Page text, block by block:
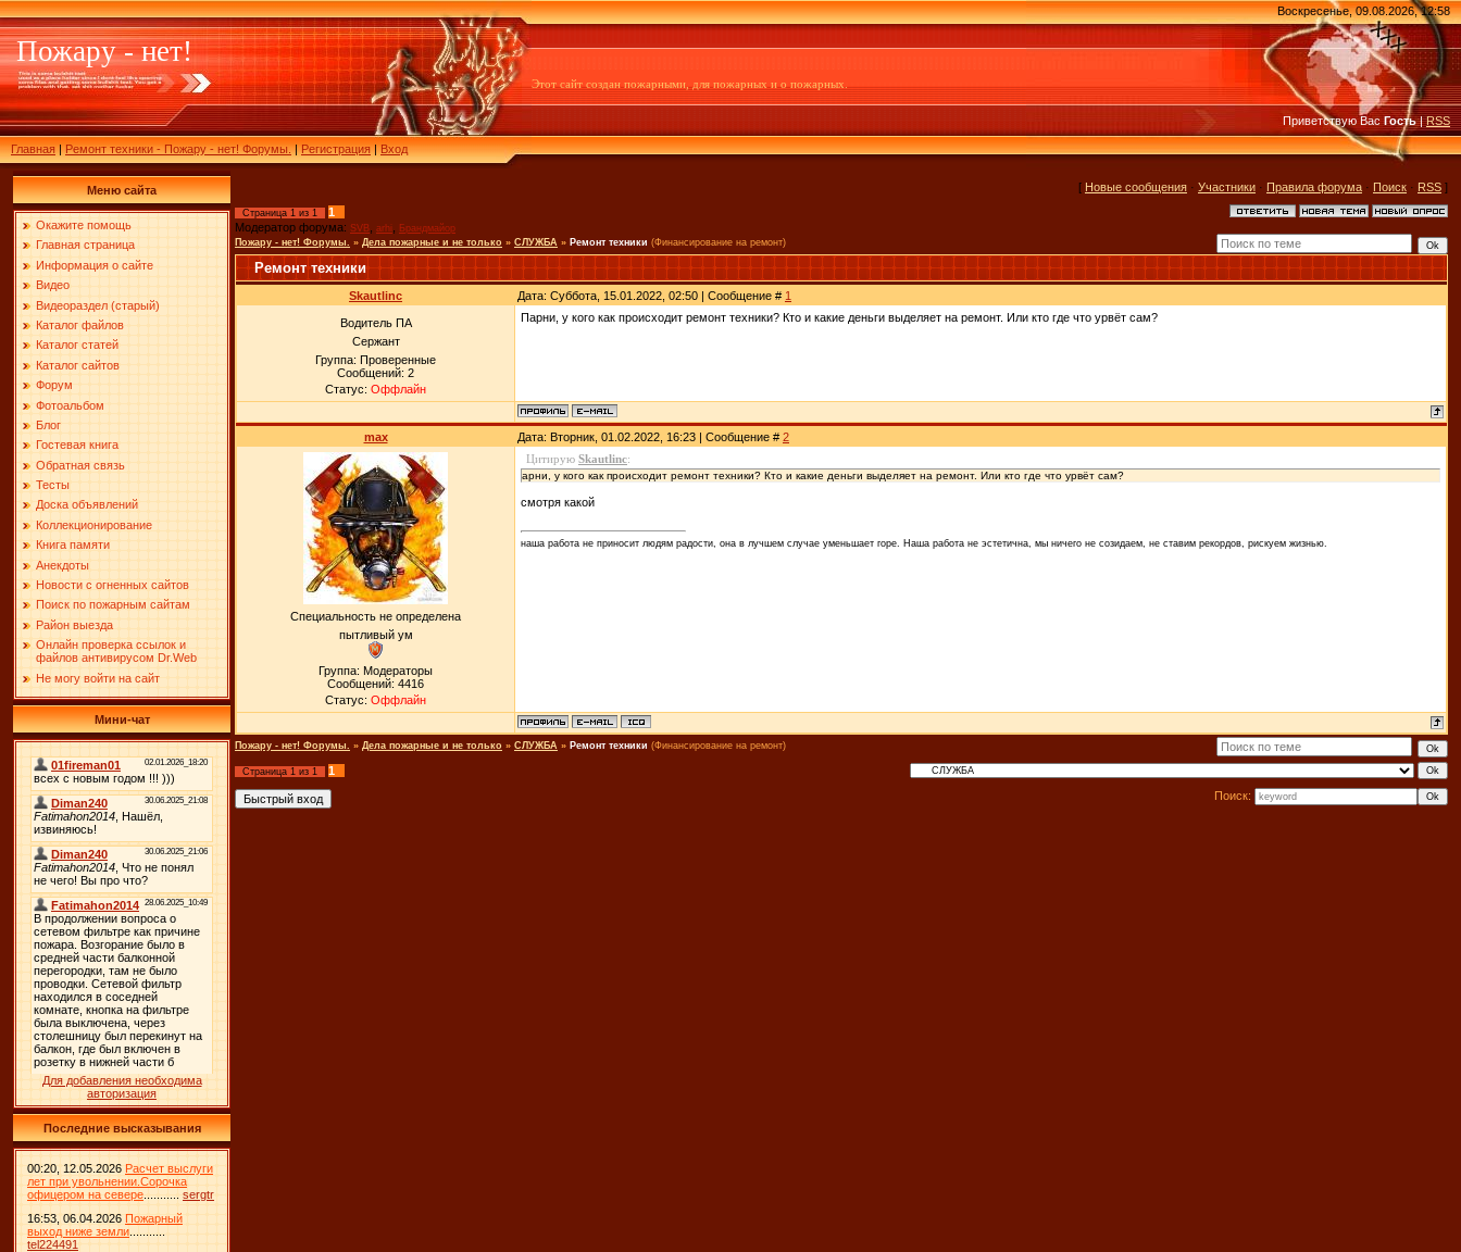
Пожару - нет!
Главная|Ремонт техники - Пожару - нет! Форумы.|Регистрация|Вход
Этот сайт создан пожарными, для пожарных и о пожарных.
Воскресенье, 09.08.2026, 12:58
Приветствую Вас Гость|RSS
Меню сайта
Окажите помощь
Главная страница
Информация о сайте
Видео
Видеораздел (старый)
Каталог файлов
Каталог статей
Каталог сайтов
Форум
Фотоальбом
Блог
Гостевая книга
Обратная связь
Тесты
Доска объявлений
Коллекционирование
Книга памяти
Анекдоты
Новости с огненных сайтов
Поиск по пожарным сайтам
Район выезда
Онлайн проверка ссылок и
файлов антивирусом Dr.Web
Не могу войти на сайт
Мини-чат
Для добавления необходима
авторизация
Последние высказывания
00:20, 12.05.2026 Расчет выслуги
лет при увольнении.Сорочка
офицером на севере
sergtr
16:53, 06.04.2026 Пожарный
выход ниже земли
tel224491
[ Новые сообщения · Участники · Правила форума · Поиск · RSS ]
Страница 1 из 1
1
Модератор форума: SVB arhi
Брандмайор
Пожару - нет! Форумы. » Дела пожарные и не только » СЛУЖБА » Ремонт техники (Финансирование на ремонт)
Ремонт техники
Skautlinc Дата: Суббота, 15.01.2022, 02:50 | Сообщение # 1
Водитель ПА
Сержант
Группа: Проверенные
Сообщений: 2
Статус: Оффлайн
Парни, у кого как происходит ремонт техники? Кто и какие деньги выделяет на ремонт. Или кто где что урвёт сам?
max Дата: Вторник, 01.02.2022, 16:23 | Сообщение # 2
Специальность не определена
пытливый ум
Группа: Модераторы
Сообщений: 4416
Статус: Оффлайн
Цитирую Skautlinc:
арни, у кого как происходит ремонт техники? Кто и какие деньги выделяет на ремонт. Или кто где что урвёт сам?
смотря какой
наша работа не приносит людям радости, она в лучшем случае уменьшает горе. Наша работа не эстетична, мы ничего не созидаем, не ставим рекордов, рискуем жизнью.
Пожару - нет! Форумы. » Дела пожарные и не только » СЛУЖБА » Ремонт техники (Финансирование на ремонт)
Страница 1 из 1
1
Поиск: